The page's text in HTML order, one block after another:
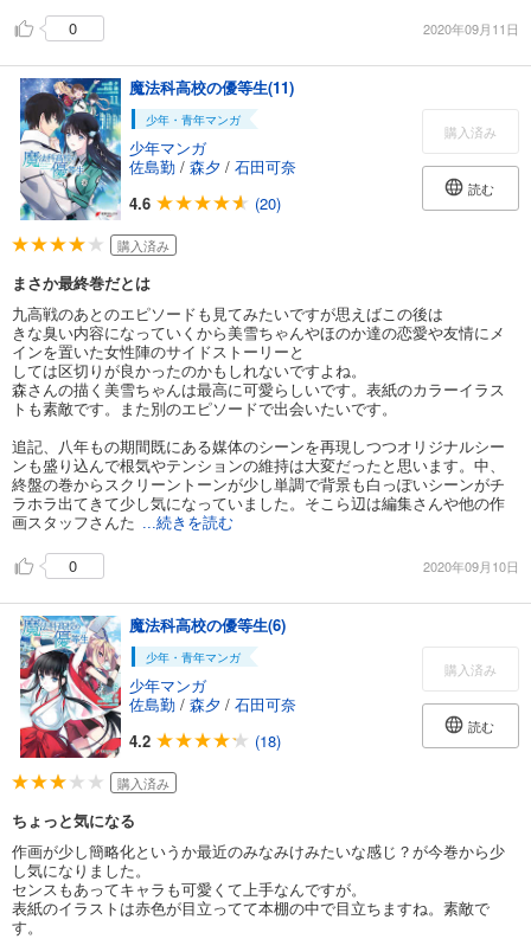
0
2020年09月11日
魔法科高校の優等生(11)
少年・青年マンガ
少年マンガ
佐島勤 / 森夕 / 石田可奈
4.6
(20)
購入済み
読む
購入済み
まさか最終巻だとは
九高戦のあとのエピソードも見てみたいですが思えばこの後は
きな臭い内容になっていくから美雪ちゃんやほのか達の恋愛や友情にメ
インを置いた女性陣のサイドストーリーと
しては区切りが良かったのかもしれないですよね。
森さんの描く美雪ちゃんは最高に可愛らしいです。表紙のカラーイラス
トも素敵です。また別のエピソードで出会いたいです。
追記、八年もの期間既にある媒体のシーンを再現しつつオリジナルシー
ンも盛り込んで根気やテンションの維持は大変だったと思います。中、
終盤の巻からスクリーントーンが少し単調で背景も白っぽいシーンがチ
ラホラ出てきて少し気になっていました。そこら辺は編集さんや他の作
画スタッフさんた ...続きを読む
0 2020年09月10日
魔法科高校の優等生(6)
少年・青年マンガ
少年マンガ
佐島勤 / 森夕 / 石田可奈
4.2
(18)
購入済み
読む
購入済み
ちょっと気になる
作画が少し簡略化というか最近のみなみけみたいな感じ？が今巻から少
し気になりました。
センスもあってキャラも可愛くて上手なんですが。
表紙のイラストは赤色が目立ってて本棚の中で目立ちますね。素敵で
す。